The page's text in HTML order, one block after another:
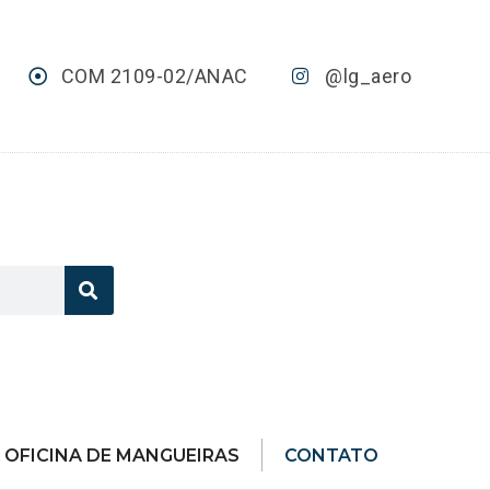
COM 2109-02/ANAC @lg_aero
OFICINA DE MANGUEIRAS CONTATO